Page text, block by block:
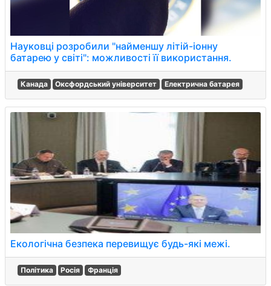
Науковці розробили "найменшу літій-іонну
батарею у світі": можливості її використання.
Канада Оксфордський університет Електрична батарея
Екологічна безпека перевищує будь-які межі.
Політика Росія Франція